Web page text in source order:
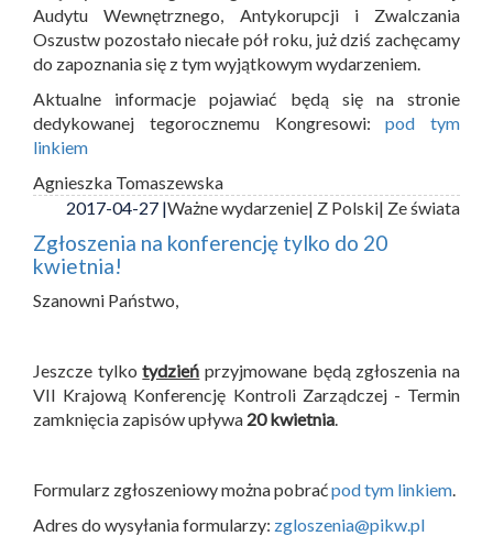
Audytu Wewnętrznego, Antykorupcji i Zwalczania
Oszustw pozostało niecałe pół roku, już dziś zachęcamy
do zapoznania się z tym wyjątkowym wydarzeniem.
Aktualne informacje pojawiać będą się na stronie
dedykowanej tegorocznemu Kongresowi:pod tym
linkiem
Agnieszka Tomaszewska
2017-04-27 |Ważne wydarzenie| Z Polski| Ze świata
Zgłoszenia na konferencję tylko do 20
kwietnia!
Szanowni Państwo,
Jeszcze tylkotydzień przyjmowane będą zgłoszenia na
VII Krajową Konferencję Kontroli Zarządczej - Termin
zamknięcia zapisów upływa 20 kwietnia
Formularz zgłoszeniowy można pobraćpod tym linkiem
Adres do wysyłania formularzy: zgloszenia@pikw.pl